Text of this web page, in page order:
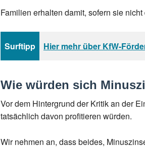
Familien erhalten damit, sofern sie
Surftipp Hier mehr über KfW-
Wie würden sich
Vor dem Hintergrund der Kritik an der
tatsächlich davon profitieren würden.
Wir nehmen an, dass beides,